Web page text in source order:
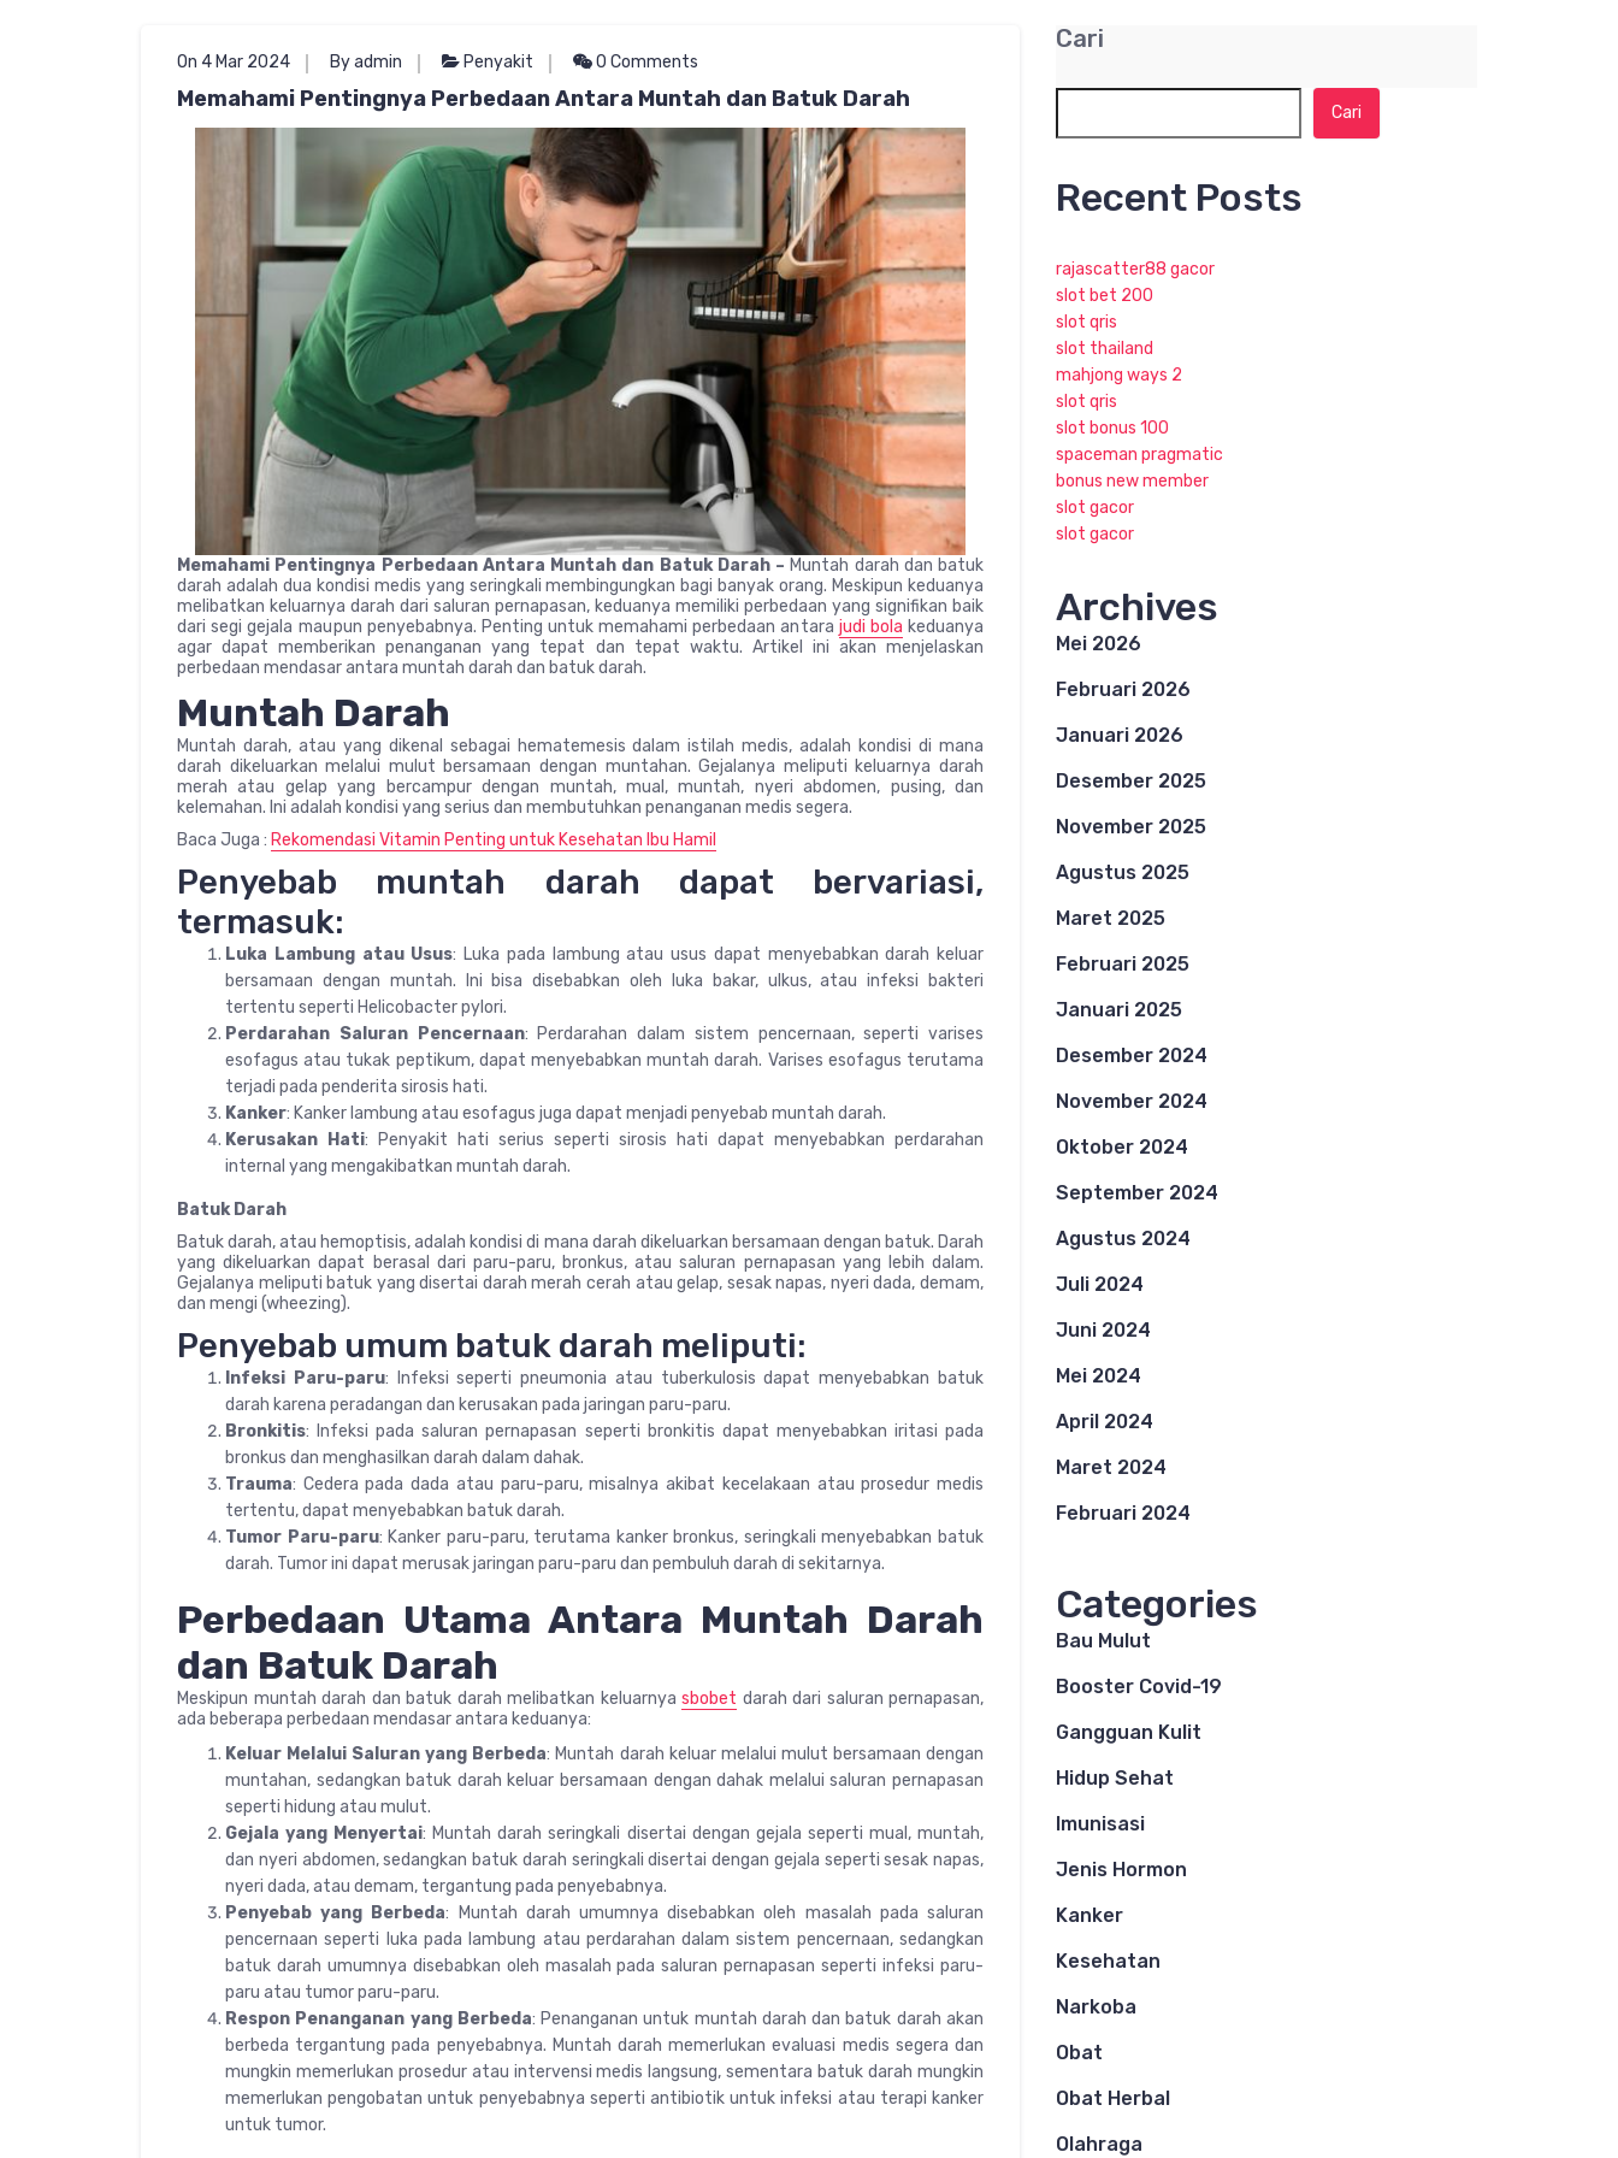
On 4 Mar 2024 By admin Penyakit 0 Comments
Memahami Pentingnya Perbedaan Antara Muntah dan Batuk Darah
Memahami Pentingnya Perbedaan Antara Muntah dan Batuk Darah – Muntah darah dan batuk
darah adalah dua kondisi medis yang seringkali membingungkan bagi banyak orang. Meskipun keduanya
melibatkan keluarnya darah dari saluran pernapasan, keduanya memiliki perbedaan yang signifikan baik
dari segi gejala maupun penyebabnya. Penting untuk memahami perbedaan antara judi bola keduanya
agar dapat memberikan penanganan yang tepat dan tepat waktu. Artikel ini akan menjelaskan
perbedaan mendasar antara muntah darah dan batuk darah.
Muntah Darah
Muntah darah, atau yang dikenal sebagai hematemesis dalam istilah medis, adalah kondisi di mana
darah dikeluarkan melalui mulut bersamaan dengan muntahan. Gejalanya meliputi keluarnya darah
merah atau gelap yang bercampur dengan muntah, mual, muntah, nyeri abdomen, pusing, dan
kelemahan. Ini adalah kondisi yang serius dan membutuhkan penanganan medis segera.
Baca Juga : Rekomendasi Vitamin Penting untuk Kesehatan Ibu Hamil
Penyebab muntah darah dapat bervariasi,
termasuk:
Luka Lambung atau Usus: Luka pada lambung atau usus dapat menyebabkan darah keluar
bersamaan dengan muntah. Ini bisa disebabkan oleh luka bakar, ulkus, atau infeksi bakteri
tertentu seperti Helicobacter pylori.
Perdarahan Saluran Pencernaan: Perdarahan dalam sistem pencernaan, seperti varises
esofagus atau tukak peptikum, dapat menyebabkan muntah darah. Varises esofagus terutama
terjadi pada penderita sirosis hati.
Kanker: Kanker lambung atau esofagus juga dapat menjadi penyebab muntah darah.
Kerusakan Hati: Penyakit hati serius seperti sirosis hati dapat menyebabkan perdarahan
internal yang mengakibatkan muntah darah.
Batuk Darah
Batuk darah, atau hemoptisis, adalah kondisi di mana darah dikeluarkan bersamaan dengan batuk. Darah
yang dikeluarkan dapat berasal dari paru-paru, bronkus, atau saluran pernapasan yang lebih dalam.
Gejalanya meliputi batuk yang disertai darah merah cerah atau gelap, sesak napas, nyeri dada, demam,
dan mengi (wheezing).
Penyebab umum batuk darah meliputi:
Infeksi Paru-paru: Infeksi seperti pneumonia atau tuberkulosis dapat menyebabkan batuk
darah karena peradangan dan kerusakan pada jaringan paru-paru.
Bronkitis: Infeksi pada saluran pernapasan seperti bronkitis dapat menyebabkan iritasi pada
bronkus dan menghasilkan darah dalam dahak.
Trauma: Cedera pada dada atau paru-paru, misalnya akibat kecelakaan atau prosedur medis
tertentu, dapat menyebabkan batuk darah.
Tumor Paru-paru: Kanker paru-paru, terutama kanker bronkus, seringkali menyebabkan batuk
darah. Tumor ini dapat merusak jaringan paru-paru dan pembuluh darah di sekitarnya.
Perbedaan Utama Antara Muntah Darah
dan Batuk Darah
Meskipun muntah darah dan batuk darah melibatkan keluarnya sbobet darah dari saluran pernapasan,
ada beberapa perbedaan mendasar antara keduanya:
Keluar Melalui Saluran yang Berbeda: Muntah darah keluar melalui mulut bersamaan dengan
muntahan, sedangkan batuk darah keluar bersamaan dengan dahak melalui saluran pernapasan
seperti hidung atau mulut.
Gejala yang Menyertai: Muntah darah seringkali disertai dengan gejala seperti mual, muntah,
dan nyeri abdomen, sedangkan batuk darah seringkali disertai dengan gejala seperti sesak napas,
nyeri dada, atau demam, tergantung pada penyebabnya.
Penyebab yang Berbeda: Muntah darah umumnya disebabkan oleh masalah pada saluran
pencernaan seperti luka pada lambung atau perdarahan dalam sistem pencernaan, sedangkan
batuk darah umumnya disebabkan oleh masalah pada saluran pernapasan seperti infeksi paru-
paru atau tumor paru-paru.
Respon Penanganan yang Berbeda: Penanganan untuk muntah darah dan batuk darah akan
berbeda tergantung pada penyebabnya. Muntah darah memerlukan evaluasi medis segera dan
mungkin memerlukan prosedur atau intervensi medis langsung, sementara batuk darah mungkin
memerlukan pengobatan untuk penyebabnya seperti antibiotik untuk infeksi atau terapi kanker
untuk tumor.
Cari
Cari
Recent Posts
rajascatter88 gacor
slot bet 200
slot qris
slot thailand
mahjong ways 2
slot qris
slot bonus 100
spaceman pragmatic
bonus new member
slot gacor
slot gacor
Archives
Mei 2026
Februari 2026
Januari 2026
Desember 2025
November 2025
Agustus 2025
Maret 2025
Februari 2025
Januari 2025
Desember 2024
November 2024
Oktober 2024
September 2024
Agustus 2024
Juli 2024
Juni 2024
Mei 2024
April 2024
Maret 2024
Februari 2024
Categories
Bau Mulut
Booster Covid-19
Gangguan Kulit
Hidup Sehat
Imunisasi
Jenis Hormon
Kanker
Kesehatan
Narkoba
Obat
Obat Herbal
Olahraga